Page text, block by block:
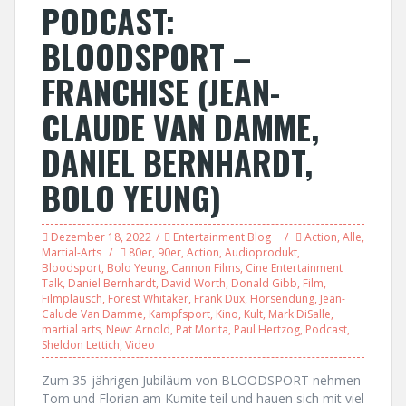
PODCAST:
BLOODSPORT –
FRANCHISE (JEAN-
CLAUDE VAN DAMME,
DANIEL BERNHARDT,
BOLO YEUNG)
Dezember 18, 2022 Entertainment Blog Action, Alle,
Martial-Arts
80er, 90er, Action, Audioprodukt,
Bloodsport, Bolo Yeung, Cannon Films, Cine Entertainment
Talk, Daniel Bernhardt, David Worth, Donald Gibb, Film,
Filmplausch, Forest Whitaker, Frank Dux, Hörsendung, Jean-
Calude Van Damme, Kampfsport, Kino, Kult, Mark DiSalle,
martial arts, Newt Arnold, Pat Morita, Paul Hertzog, Podcast,
Sheldon Lettich, Video
Zum 35-jährigen Jubiläum von BLOODSPORT nehmen
Tom und Florian am Kumite teil und hauen sich mit viel